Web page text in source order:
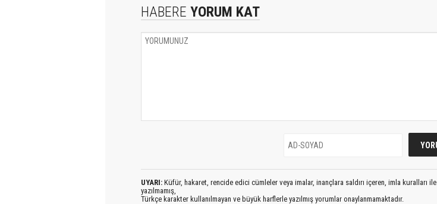
HABERE YORUM KAT
UYARI: Küfür, hakaret, rencide edici cümleler veya imalar, inançlara saldırı içeren, imla kuralları ile
yazılmamış,
Türkçe karakter kullanılmayan ve büyük harflerle yazılmış yorumlar onaylanmamaktadır.